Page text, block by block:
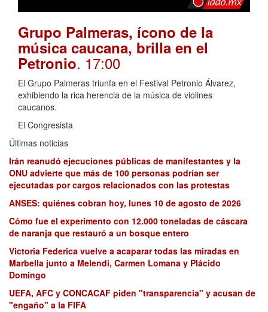
Grupo Palmeras, ícono de la
música caucana, brilla en el
Petronio. 17:00
El Grupo Palmeras triunfa en el Festival Petronio Álvarez,
exhibiendo la rica herencia de la música de violines
caucanos.
El Congresista
Últimas noticias
Irán reanudó ejecuciones públicas de manifestantes y la
ONU advierte que más de 100 personas podrían ser
ejecutadas por cargos relacionados con las protestas
ANSES: quiénes cobran hoy, lunes 10 de agosto de 2026
Cómo fue el experimento con 12.000 toneladas de cáscara
de naranja que restauró a un bosque entero
Victoria Federica vuelve a acaparar todas las miradas en
Marbella junto a Melendi, Carmen Lomana y Plácido
Domingo
UEFA, AFC y CONCACAF piden "transparencia" y acusan de
"engaño" a la FIFA